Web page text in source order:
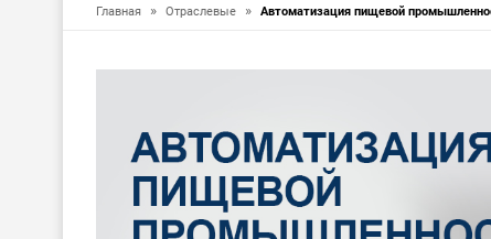
Главная » Отраслевые » Автоматизация пищевой